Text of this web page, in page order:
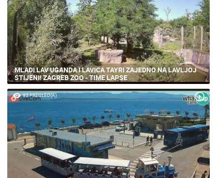
MLADI LAV UGANDA I LAVICA TAYRI ZAJEDNO NA LAVLJOJ
STIJENI! ZAGREB ZOO - TIME LAPSE
93 PREGLED(A)